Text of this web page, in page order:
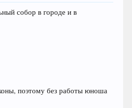
собор в городе и в
поэтому без работы юноша